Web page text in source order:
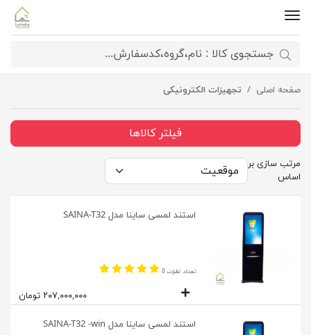
صفحه اصلی تجهیزات الکترونیکی
فیلتر کالاها
مرتب سازی بر
اساس
استند لمسی ساینا مدل SAINA-T32
تعداد نظرات 0
۲۰۷,۰۰۰,۰۰۰ تومان
استند لمسی ساینا مدل SAINA-T32 -win